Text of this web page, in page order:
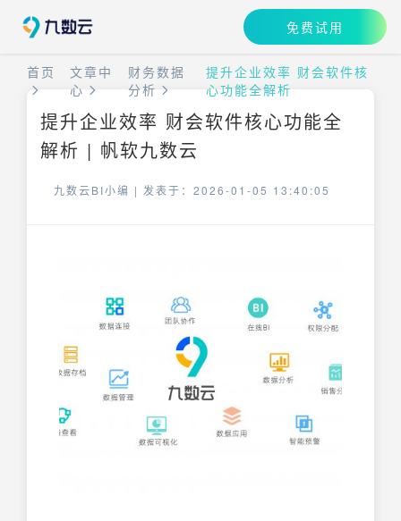
免费试用
首页
文章中
心
财务数据
分析
提升企业效率 财会软件核
心功能全解析
提升企业效率 财会软件核心功能全
解析 | 帆软九数云
九数云BI小编 | 发表于：2026-01-05 13:40:05